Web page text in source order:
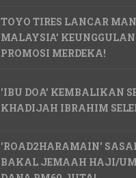
TOYO TIRES LANCAR
MALAYSIA'
PROMOSI MERDEKA!
'IBU DOA' KEMBALIKAN
KHADIJAH IBRAHIM
'ROAD2HARAMAIN'
BAKAL JEMAAH HAJI/